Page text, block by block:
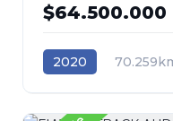
$64.500.000
2020